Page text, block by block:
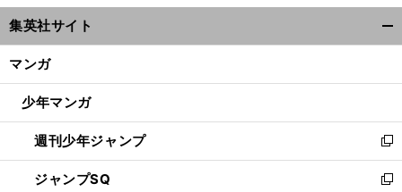
ウ
ィ
ン
ウ
開
く
集英社サイト
マンガ
少年マンガ
週刊少年ジャンプ
新
し
い
ジャンプSQ
新